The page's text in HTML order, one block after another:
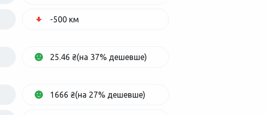
-500 км
25.46 ₴(на 37% дешевше)
1666 ₴(на 27% дешевше)